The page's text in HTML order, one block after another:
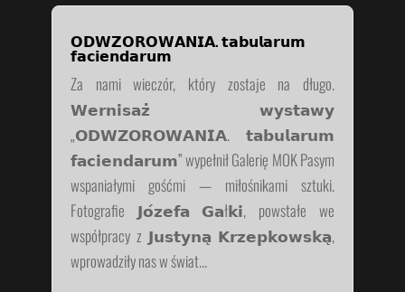
𝗢𝗗𝗪𝗭𝗢𝗥𝗢𝗪𝗔𝗡𝗜𝗔. 𝘁𝗮𝗯𝘂𝗹𝗮𝗿𝘂𝗺
𝗳𝗮𝗰𝗶𝗲𝗻𝗱𝗮𝗿𝘂𝗺
Za nami wieczór, który zostaje na długo.
𝗪𝗲𝗿𝗻𝗶𝘀𝗮𝘇̇ 𝘄𝘆𝘀𝘁𝗮𝘄𝘆
„𝗢𝗗𝗪𝗭𝗢𝗥𝗢𝗪𝗔𝗡𝗜𝗔. 𝘁𝗮𝗯𝘂𝗹𝗮𝗿𝘂𝗺
𝗳𝗮𝗰𝗶𝗲𝗻𝗱𝗮𝗿𝘂𝗺” wypełnił Galerię MOK Pasym
wspaniałymi gośćmi — miłośnikami sztuki.
Fotografie 𝗝𝗼́𝘇𝗲𝗳𝗮 𝗚𝗮ł𝗸𝗶, powstałe we
współpracy z 𝗝𝘂𝘀𝘁𝘆𝗻𝗮̨ 𝗞𝗿𝘇𝗲𝗽𝗸𝗼𝘄𝘀𝗸𝗮̨,
wprowadziły nas w świat...